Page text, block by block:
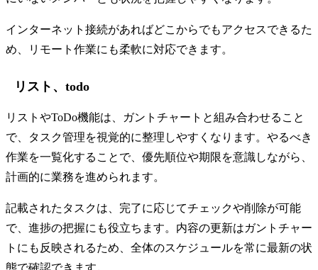
インターネット接続があればどこからでもアクセスできるた
め、リモート作業にも柔軟に対応できます。
リスト、todo
リストやToDo機能は、ガントチャートと組み合わせること
で、タスク管理を視覚的に整理しやすくなります。やるべき
作業を一覧化することで、優先順位や期限を意識しながら、
計画的に業務を進められます。
記載されたタスクは、完了に応じてチェックや削除が可能
で、進捗の把握にも役立ちます。内容の更新はガントチャー
トにも反映されるため、全体のスケジュールを常に最新の状
態で確認できます。